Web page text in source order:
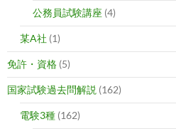
公務員試験講座 (4)
某A社 (1)
免許・資格 (5)
国家試験過去問解説 (162)
電験3種 (162)